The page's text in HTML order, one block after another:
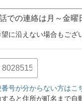
での連絡は月～金曜
に沿えない場合もござ
号が分からない方はこ
ると住所が町名まで自